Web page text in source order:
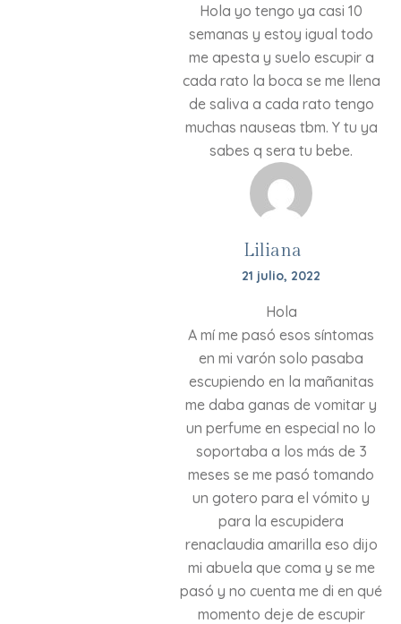
Hola yo tengo ya casi 10
semanas y estoy igual todo
me apesta y suelo escupir a
cada rato la boca se me llena
de saliva a cada rato tengo
muchas nauseas tbm. Y tu ya
sabes q sera tu bebe.
Liliana
21 julio, 2022
Hola
A mí me pasó esos síntomas
en mi varón solo pasaba
escupiendo en la mañanitas
me daba ganas de vomitar y
un perfume en especial no lo
soportaba a los más de 3
meses se me pasó tomando
un gotero para el vómito y
para la escupidera
renaclaudia amarilla eso dijo
mi abuela que coma y se me
pasó y no cuenta me di en qué
momento deje de escupir